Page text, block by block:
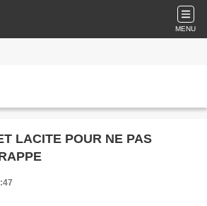
MENU
LACITE POUR NE PAS